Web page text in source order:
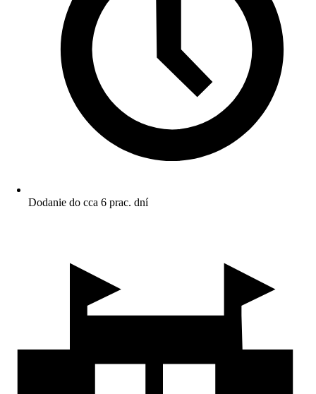
Dodanie do cca 6 prac. dní